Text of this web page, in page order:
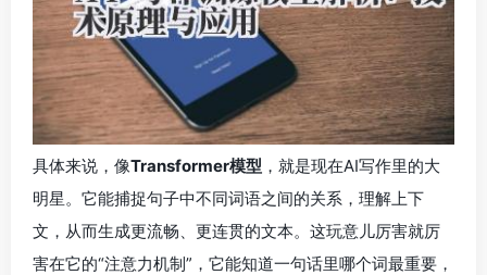
具体来说，像Transformer模型 ，就是现在AI写作里的大
明星。它能捕捉句子中不同词语之间的关系，理解上下
文，从而生成更流畅、更连贯的文本。这玩意儿厉害就厉
害在它的“注意力机制”，它能知道一句话里哪个词最重要，